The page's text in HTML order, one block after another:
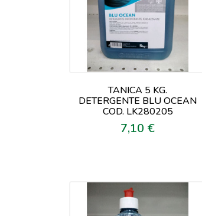
TANICA 5 KG.
DETERGENTE BLU OCEAN
COD. LK280205
Prezzo
7,10 €